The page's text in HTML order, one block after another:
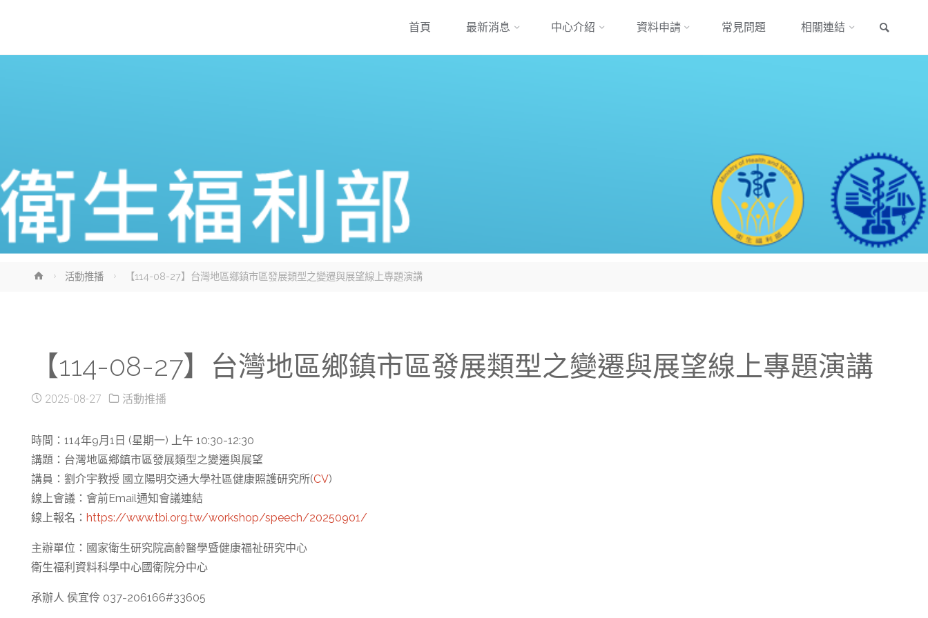
跳
到
首頁 最新消息 中心介紹 資料申請 常見問題 相關連結
Home活動推播 【114-08-27】台灣地區鄉鎮市區發展類型之變遷與展望線上專題演講
【114-08-27】台灣地區鄉鎮市區發展類型之變遷與展望線上專題演講
2025-08-27 活動推播
時間：114年9月1日 (星期一) 上午 10:30-12:30
講題：台灣地區鄉鎮市區發展類型之變遷與展望
講員：劉介宇教授 國立陽明交通大學社區健康照護研究所(CV)
線上會議：會前Email通知會議連結
線上報名： https://www.tbi.org.tw/workshop/speech/20250901/
主辦單位：國家衛生研究院高齡醫學暨健康福祉研究中心
衛生福利資料科學中心國衛院分中心
承辦人 侯宜伶 037-206166#33605